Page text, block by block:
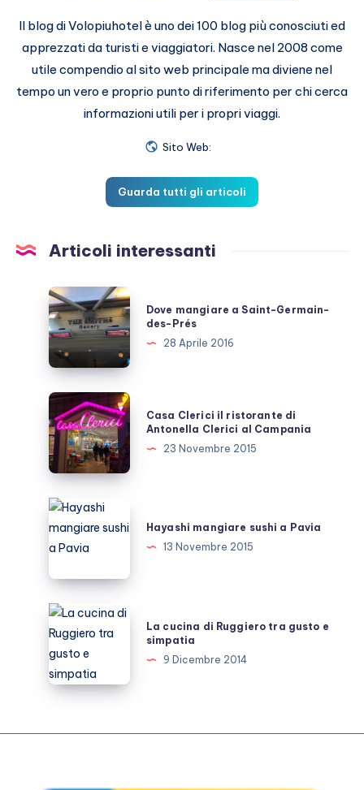
Il blog di Volopiuhotel è uno dei 100 blog più conosciuti ed
apprezzati da turisti e viaggiatori. Nasce nel 2008 come
utile compendio al sito web principale ma diviene nel
tempo un vero e proprio punto di riferimento per chi cerca
informazioni utili per i propri viaggi.
Sito Web:
Guarda tutti gli articoli
Articoli interessanti
Dove
mangiare
a
Saint-
Germain-
des-
Prés
Dove mangiare a Saint-Germain-
des-Prés
28 Aprile 2016
Casa
Clerici
il
ristorante
Antonella
Clerici
al
Casa Clerici il ristorante di
Antonella Clerici al Campania
23 Novembre 2015
Hayashi
mangiare
sushi
Pavia
Hayashi mangiare sushi a Pavia
13 Novembre 2015
La
cucina
di
Ruggiero
tra
e
La cucina di Ruggiero tra gusto e
simpatia
9 Dicembre 2014